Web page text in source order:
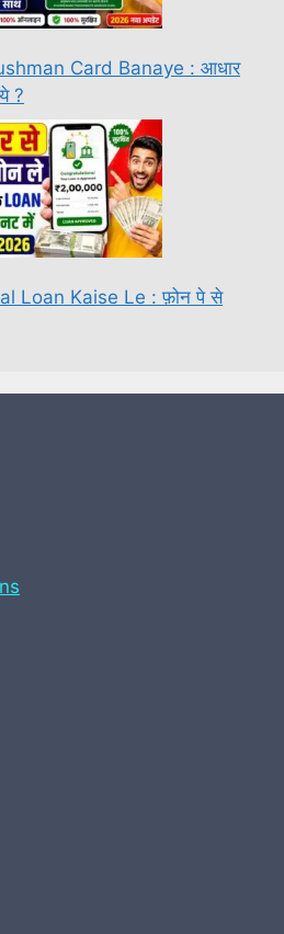
Card Banaye : आधार
?
Loan Kaise Le : फ़ोन पे से